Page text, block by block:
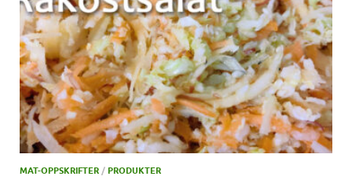
MAT-OPPSKRIFTER / PRODUKTER